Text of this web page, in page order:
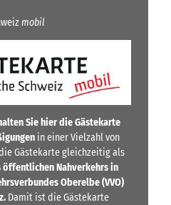
mobil
Sie hier die Gästekarte
in einer Vielzahl von
Gästekarte gleichzeitig als
öffentlichen Nahverkehrs in
Oberelbe (VVO)
Damit ist die Gästekarte